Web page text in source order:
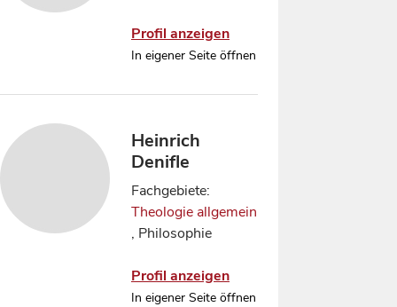
Profil anzeigen
In eigener Seite öffnen
Heinrich
Denifle
Fachgebiete:
Theologie allgemein
, Philosophie
Profil anzeigen
In eigener Seite öffnen